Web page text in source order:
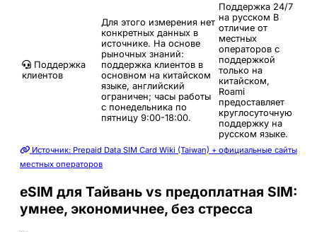
Поддержка
клиентов
Для этого измерения нет
конкретных данных в
источнике. На основе
рыночных знаний:
поддержка клиентов в
основном на китайском
языке, английский
ограничен; часы работы
с понедельника по
пятницу 9:00-18:00.
Поддержка 24/7
на русском В
отличие от
местных
операторов с
поддержкой
только на
китайском,
Roami
предоставляет
круглосуточную
поддержку на
русском языке.
Источник: Prepaid Data SIM Card Wiki (Taiwan) + официальные сайты
местных операторов
eSIM для Тайвань vs предоплатная SIM:
умнее, экономичнее, без стресса